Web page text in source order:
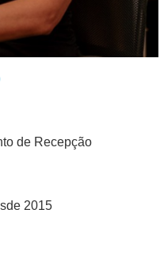
de Recepção
2015